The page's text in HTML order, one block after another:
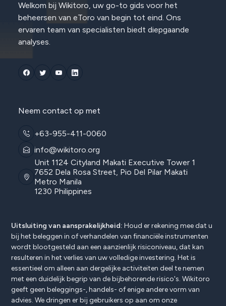
Welkom bij Wikitoro, uw go-to gids voor het
beheersen van eToro van begin tot eind. Ons
ervaren team van specialisten biedt diepgaande
analyses.
Neem contact op met
+63-955-411-0060
info@wikitoro.org
Unit 1124 Cityland Makati Executive Tower 1
7652 Dela Rosa Street, Pio Del Pilar Makati
Metro Manila
1230 Philippines
Uitsluiting van aansprakelijkheid: Houd er rekening mee dat u
bij het beleggen in of verhandelen van financiële instrumenten
wordt blootgesteld aan een aanzienlijk risiconiveau, dat kan
resulteren in het verlies van uw volledige investering. Het is
essentieel om alleen aan dergelijke activiteiten deel te nemen
met een duidelijk begrip van de bijbehorende risico's. Wikitoro
geeft geen beleggings-, handels- of enige andere vorm van
advies. We dringen er bij gebruikers op aan om onze